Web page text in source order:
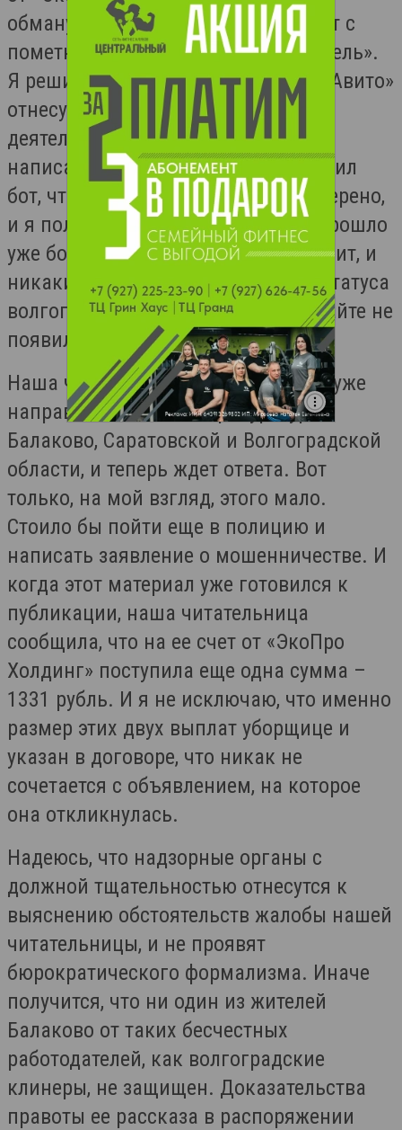
обманули нашу читательницу, стоит с
пометкой «проверенный работодатель».
Я решил лично проверить, как на «Авито»
отнесутся к нечистоплотной
деятельности таких организаций, и
написал жалобу на сайт. Мне ответил
бот, что мое сообщение будет проверено,
и я получу на него ответ. Однако прошло
уже больше недели, а «Авито» молчит, и
никаких изменений в отношении статуса
волгоградского клинера на этом сайте не
появилось.
Наша читательница сообщила, что уже
направила жалобы в прокуратуры
Балаково, Саратовской и Волгоградской
области, и теперь ждет ответа. Вот
только, на мой взгляд, этого мало.
Стоило бы пойти еще в полицию и
написать заявление о мошенничестве. И
когда этот материал уже готовился к
публикации, наша читательница
сообщила, что на ее счет от «ЭкоПро
Холдинг» поступила еще одна сумма –
1331 рубль. И я не исключаю, что именно
размер этих двух выплат уборщице и
указан в договоре, что никак не
сочетается с объявлением, на которое
она откликнулась.
Надеюсь, что надзорные органы с
должной тщательностью отнесутся к
выяснению обстоятельств жалобы нашей
читательницы, и не проявят
бюрократического формализма. Иначе
получится, что ни один из жителей
Балаково от таких бесчестных
работодателей, как волгоградские
клинеры, не защищен. Доказательства
правоты ее рассказа в распоряжении